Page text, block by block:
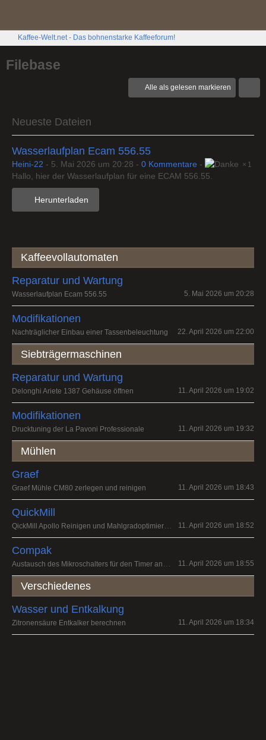
Kaffee-Welt.net - Das bohnenstarke Kaffeeforum!
Filebase
Alle als gelesen markieren
Neueste Dateien
Wasserlaufplan Ecam 556.55
Heini-22 - 5. Mai 2026 um 20:28 - 0 Kommentare - 1
Hallo, hier der Wasserlaufplan für eine ECAM 556.55.
Herunterladen
Kaffeevollautomaten
Reparatur und Wartung
Wasserlaufplan Ecam 556.55 5. Mai 2026 um 20:28
Modifikationen
Nachträglicher Einbau einer Tassenbeleuchtung 22. April 2026 um 22:00
Siebträgermaschinen
Reparatur und Wartung
Delonghi Ariete 1387 Gehäuse öffnen 11. April 2026 um 19:02
Modifikationen
Drucktuning der La Pavoni Professionale 11. April 2026 um 19:32
Mühlen
Graef
Graef Mühle CM80 zerlegen und reinigen 11. April 2026 um 18:43
QuickMill
11. April 2026 um 18:52
Compak
11. April 2026 um 18:55
Verschiedenes
Wasser und Entkalkung
Zitronensäure Entkalker berechnen 11. April 2026 um 18:34